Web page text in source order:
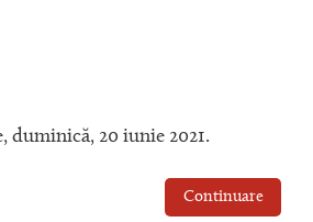
duminică, 20 iunie 2021.
Continuare